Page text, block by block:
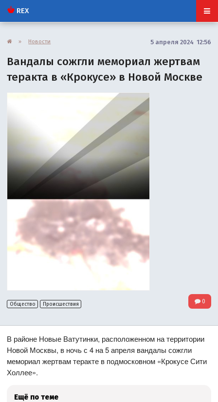
REX
» Новости 5 апреля 2024 12:56
Вандалы сожгли мемориал жертвам
теракта в «Крокусе» в Новой Москве
Общество Происшествия 0
В районе Новые Ватутинки, расположенном на территории
Новой Москвы, в ночь с 4 на 5 апреля вандалы сожгли
мемориал жертвам теракте в подмосковном «Крокусе Сити
Холлее».
Ещё по теме